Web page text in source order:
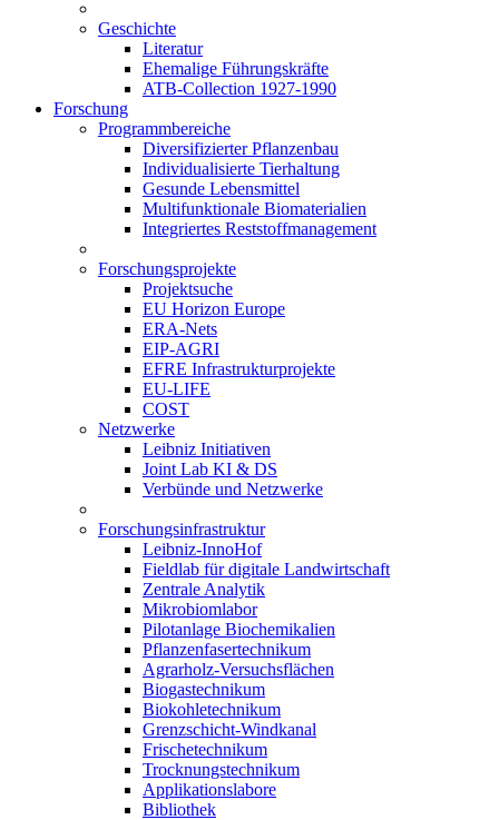
Geschichte
Literatur
Ehemalige Führungskräfte
ATB-Collection 1927-1990
Forschung
Programmbereiche
Diversifizierter Pflanzenbau
Individualisierte Tierhaltung
Gesunde Lebensmittel
Multifunktionale Biomaterialien
Integriertes Reststoffmanagement
Forschungsprojekte
Projektsuche
EU Horizon Europe
ERA-Nets
EIP-AGRI
EFRE Infrastrukturprojekte
EU-LIFE
COST
Netzwerke
Leibniz Initiativen
Joint Lab KI & DS
Verbünde und Netzwerke
Forschungsinfrastruktur
Leibniz-InnoHof
Fieldlab für digitale Landwirtschaft
Zentrale Analytik
Mikrobiomlabor
Pilotanlage Biochemikalien
Pflanzenfasertechnikum
Agrarholz-Versuchsflächen
Biogastechnikum
Biokohletechnikum
Grenzschicht-Windkanal
Frischetechnikum
Trocknungstechnikum
Applikationslabore
Bibliothek